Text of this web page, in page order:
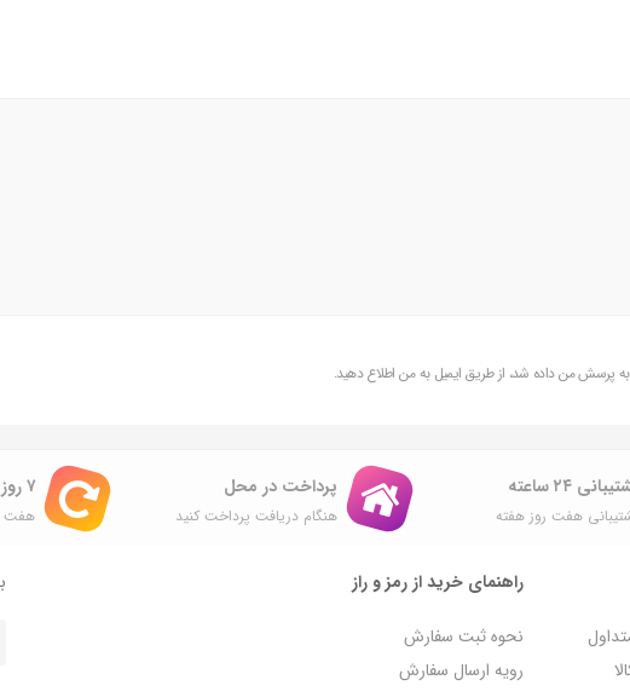
پرسش من داده شد، از طریق ایمیل به من اطلاع دهید.
۲۴ ساعته
هفت روز هفته
پرداخت در محل
هنگام دریافت پرداخت کنید
۷ روز ضمانت بازگشت
هفت
راهنمای خرید از رمز و راز
نحوه ثبت سفارش
رویه ارسال سفارش